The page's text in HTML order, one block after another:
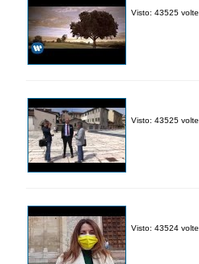
Visto: 43525 volte
Visto: 43525 volte
Visto: 43524 volte